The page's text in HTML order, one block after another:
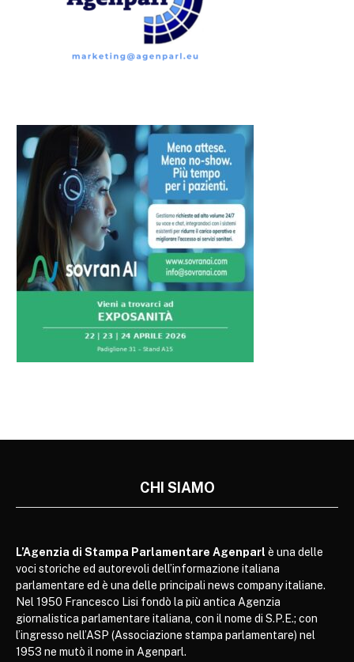
CHI SIAMO
L’Agenzia di Stampa Parlamentare Agenparl è una delle
voci storiche ed autorevoli dell’informazione italiana
parlamentare ed è una delle principali news company italiane.
Nel 1950 Francesco Lisi fondò la più antica Agenzia
giornalistica parlamentare italiana, con il nome di S.P.E.; con
l’ingresso nell’ASP (Associazione stampa parlamentare) nel
1953 ne mutò il nome in Agenparl.